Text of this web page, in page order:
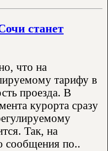
станет
что на
тарифу в
проезда. В
курорта сразу
Так, на
сообщения по..